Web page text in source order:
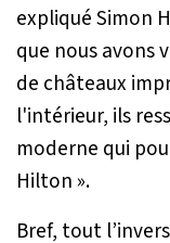
expliqué Simon
que nous avons
de châteaux
l'intérieur, ils
moderne qui
Hilton ».
Bref, tout